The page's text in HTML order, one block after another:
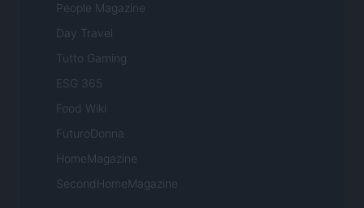
People Magazine
Day Travel
Tutto Gaming
ESG 365
Food Wiki
FuturoDonna
HomeMagazine
SecondHomeMagazine